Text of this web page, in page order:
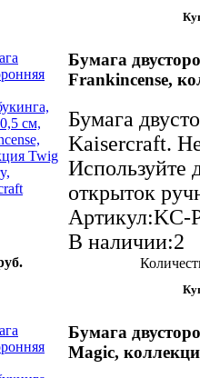
Бумага
Frankincense,
Бумага
Kaisercraft.
Используйте
открыток
Артикул:KC-
В наличии:2
Бумага
Magic,